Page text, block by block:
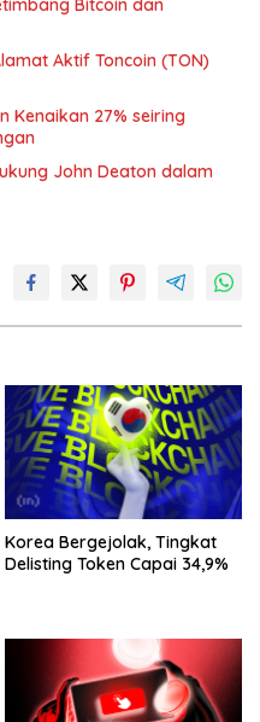
Bitcoin dan
Aktif Toncoin (TON)
Kenaikan 27% seiring
John Deaton dalam
Korea Bergejolak, Tingkat
Delisting Token Capai 34,9%